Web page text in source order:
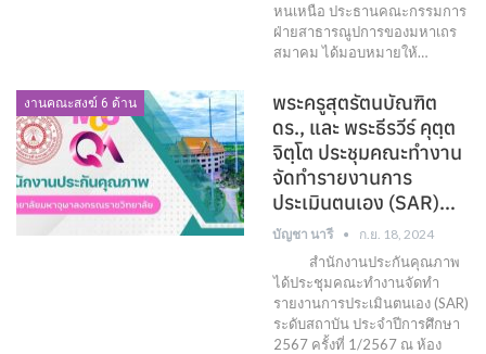
หนเหนือ ประธานคณะกรรมการ
ฝ่ายสาธารณูปการของมหาเถร
สมาคม ได้มอบหมายให้…
งานคณะสงฆ์ 6 ด้าน
พระครูสุตรัตนบัณฑิต
ดร., และ พระธีรวีร์ คุตฺต
จิตฺโต ประชุมคณะทำงาน
จัดทำรายงานการ
ประเมินตนเอง (SAR)…
บัญชา นารี ก.ย. 18, 2024
สำนักงานประกันคุณภาพ
ได้ประชุมคณะทำงานจัดทำ
รายงานการประเมินตนเอง (SAR)
ระดับสถาบัน ประจำปีการศึกษา
2567 ครั้งที่ 1/2567 ณ ห้อง